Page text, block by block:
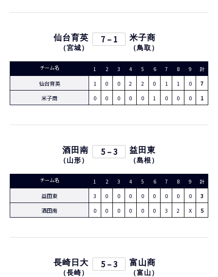
仙台育英
（宮城 ）
7 – 1 米子商
（鳥取 ）
チーム名 1 2 3 4 5 6 7 8 9 計
仙台育英 1 0 0 2 2 0 1 1 0
7
米子商
0 0 0 0 0 1 0 0 0 1
酒田南
（ 山形 ）
5 – 3 益田東
（島根 ）
チーム名 1 2 3 4 5 6 7 8 9 計
益田東 3 0 0 0 0 0 0 0 0
3
酒田南
0 0 0 0 0 0 3 2 X 5
長崎日大
（長崎 ）
5 – 3 富山商
（富山 ）